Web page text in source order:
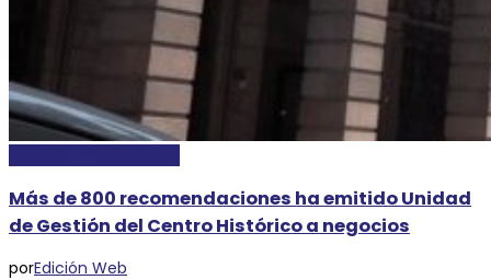
Más de 800 recomendaciones ha emitido Unidad
de Gestión del Centro Histórico a negocios
porEdición Web